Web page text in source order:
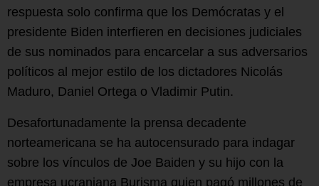
respuesta solo confirma que los Demócratas y el
presidente Biden interfieren en decisiones judiciales
de sus nominados para encarcelar a sus adversarios
políticos al mejor estilo de los dictadores Nicolás
Maduro, Daniel Ortega o Vladimir Putin.
Desafortunadamente la prensa decadente
norteamericana se ha autocensurado para indagar
sobre los vínculos de Joe Baiden y su hijo con la
empresa ucraniana Burisma quien pagó millones de